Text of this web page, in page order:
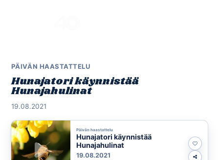
PÄIVÄN HAASTATTELU
Hunajatori käynnistää
Hunajahulinat
19.08.2021
Päivän haastattelu
Hunajatori käynnistää
Hunajahulinat
19.08.2021